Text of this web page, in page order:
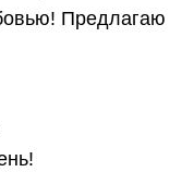
Предлагаю